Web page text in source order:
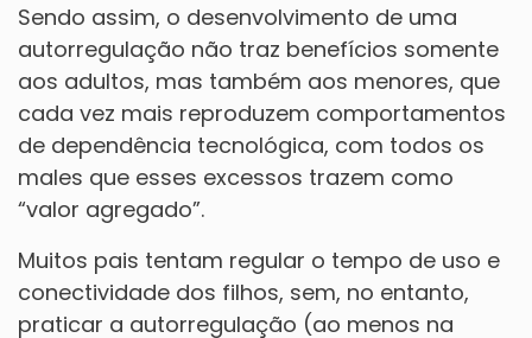
Sendo assim, o desenvolvimento de uma
autorregulação não traz benefícios somente
aos adultos, mas também aos menores, que
cada vez mais reproduzem comportamentos
de dependência tecnológica, com todos os
males que esses excessos trazem como
“valor agregado”.
Muitos pais tentam regular o tempo de uso e
conectividade dos filhos, sem, no entanto,
praticar a autorregulação (ao menos na